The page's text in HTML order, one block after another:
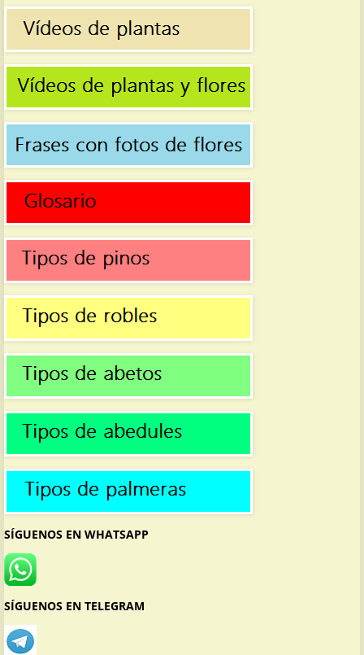
SÍGUENOS EN WHATSAPP
SÍGUENOS EN TELEGRAM